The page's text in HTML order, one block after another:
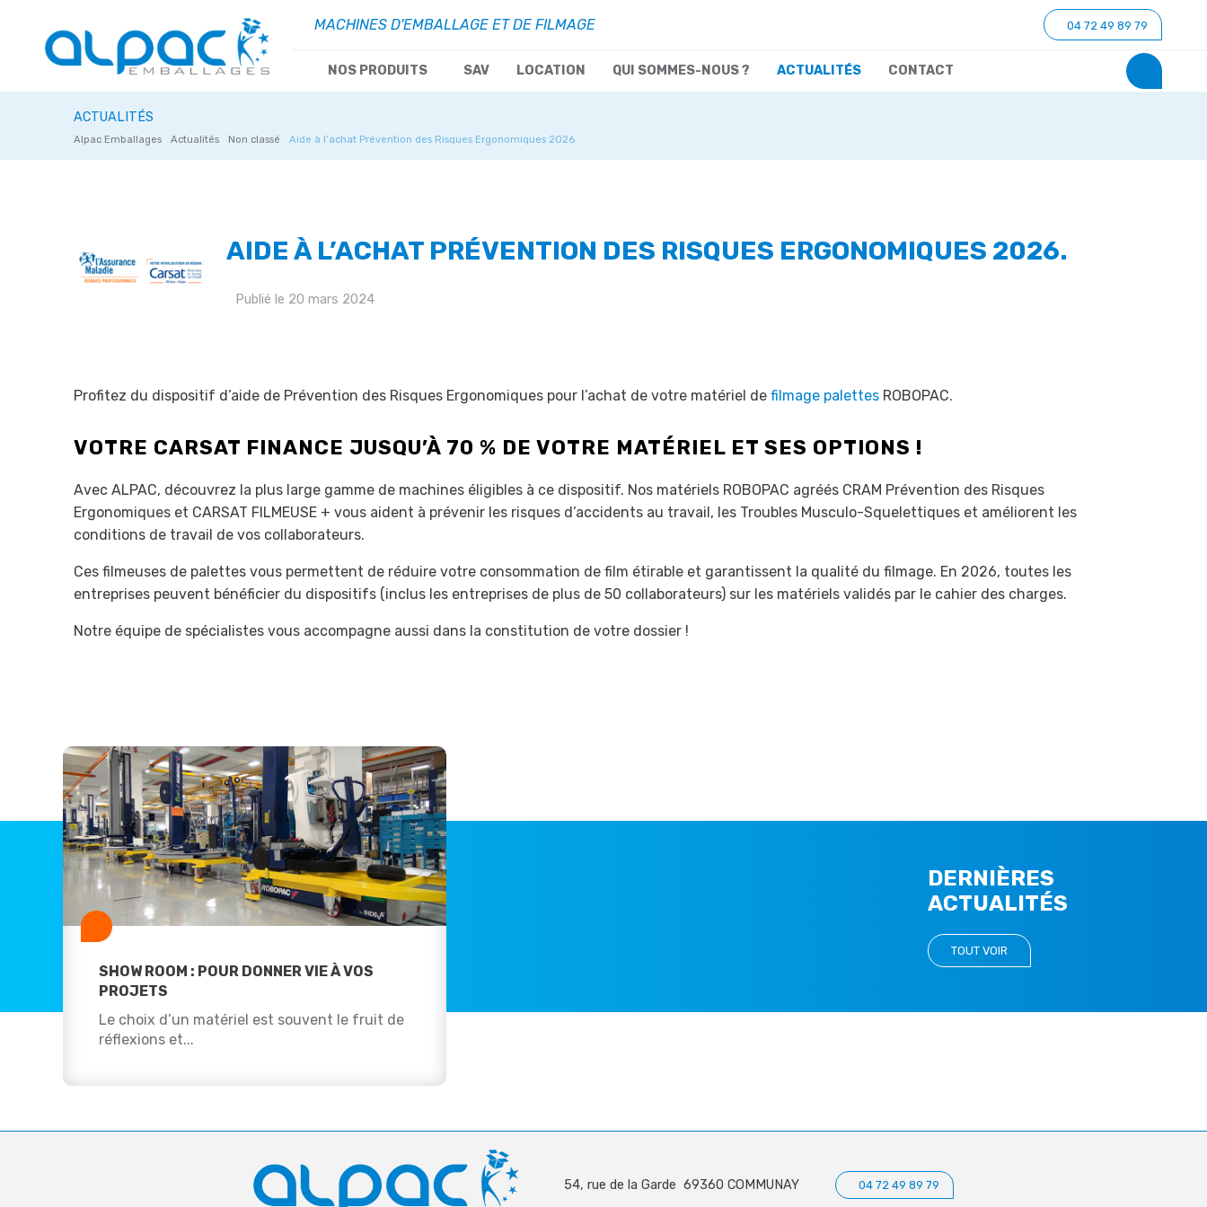
MACHINES D'EMBALLAGE ET DE FILMAGE 04 72 49 89 79
NOS PRODUITS SAV LOCATION QUI SOMMES-NOUS ? ACTUALITÉS CONTACT
ACTUALITÉS
Alpac Emballages Actualités Non classé Aide à l’achat Prévention des Risques Ergonomiques 2026.
AIDE À L’ACHAT PRÉVENTION DES RISQUES ERGONOMIQUES 2026.
Publié le 20 mars 2024
Profitez du dispositif d’aide de Prévention des Risques Ergonomiques pour l’achat de votre matériel de filmage palettes ROBOPAC.
VOTRE CARSAT FINANCE JUSQU’À 70 % DE VOTRE MATÉRIEL ET SES OPTIONS !
Avec ALPAC, découvrez la plus large gamme de machines éligibles à ce dispositif. Nos matériels ROBOPAC agréés CRAM Prévention des Risques
Ergonomiques et CARSAT FILMEUSE + vous aident à prévenir les risques d’accidents au travail, les Troubles Musculo-Squelettiques et améliorent les
conditions de travail de vos collaborateurs.
Ces filmeuses de palettes vous permettent de réduire votre consommation de film étirable et garantissent la qualité du filmage. En 2026, toutes les
entreprises peuvent bénéficier du dispositifs (inclus les entreprises de plus de 50 collaborateurs) sur les matériels validés par le cahier des charges.
Notre équipe de spécialistes vous accompagne aussi dans la constitution de votre dossier !
DERNIÈRES
ACTUALITÉS
TOUT VOIR
SHOW ROOM : POUR DONNER VIE À VOS
PROJETS
Le choix d’un matériel est souvent le fruit de
réflexions et...
54, rue de la Garde 69360 COMMUNAY 04 72 49 89 79